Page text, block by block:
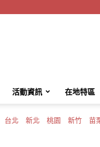
活動資訊 在地特區
台北 新北 桃園 新竹 苗